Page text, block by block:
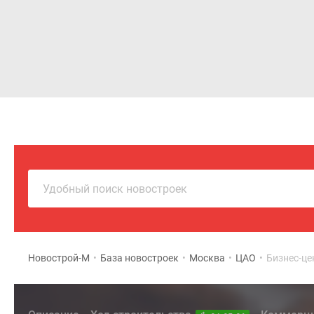
Удобный поиск новостроек
Новострой-М • База новостроек • Москва • ЦАО • Бизнес-